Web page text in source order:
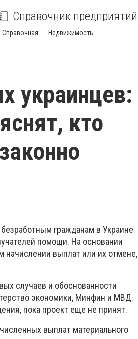
Справочник предприятий
Справочная Недвижимость
украинцев:
кто
гражданам в Украине
помощи. На основании
выплат или их отмене,
случаев и обоснованности
экономики, Минфин и МВД.
пока проект еще не принят.
выплат материального